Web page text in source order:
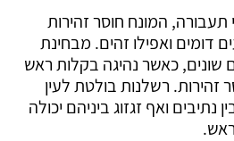
תעבורה, המונח חוסר זהירות
דומים ואפילו זהים. מבחינת
שונים, כאשר נהיגה בקלות ראש
זהירות. רשלנות בולטת לעין
ואף זגזוג ביניהם יכולה